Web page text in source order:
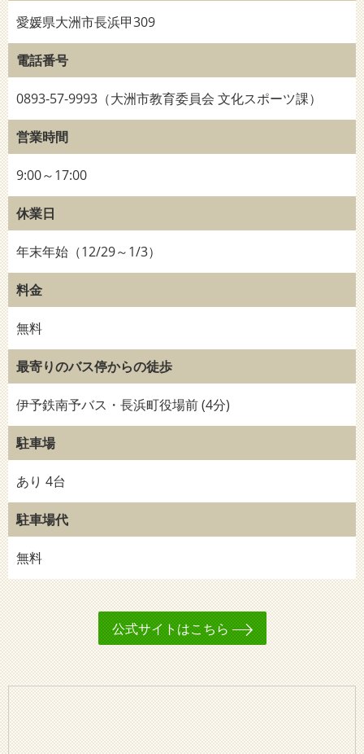
愛媛県大洲市長浜甲309
電話番号
0893-57-9993（大洲市教育委員会 文化スポーツ課）
営業時間
9:00～17:00
休業日
年末年始（12/29～1/3）
料金
無料
最寄りのバス停からの徒歩
伊予鉄南予バス・長浜町役場前 (4分)
駐車場
あり 4台
駐車場代
無料
公式サイトはこちら